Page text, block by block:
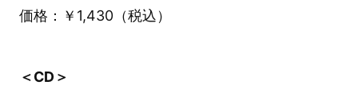
価格：￥1,430（税込）
＜CD＞